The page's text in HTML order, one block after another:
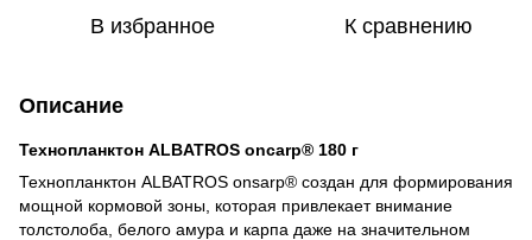
В избранное К сравнению
Описание
Технопланктон ALBATROS оnсarp® 180 г
Технопланктон ALBATROS onsarp® создан для формирования
мощной кормовой зоны, которая привлекает внимание
толстолоба, белого амура и карпа даже на значительном